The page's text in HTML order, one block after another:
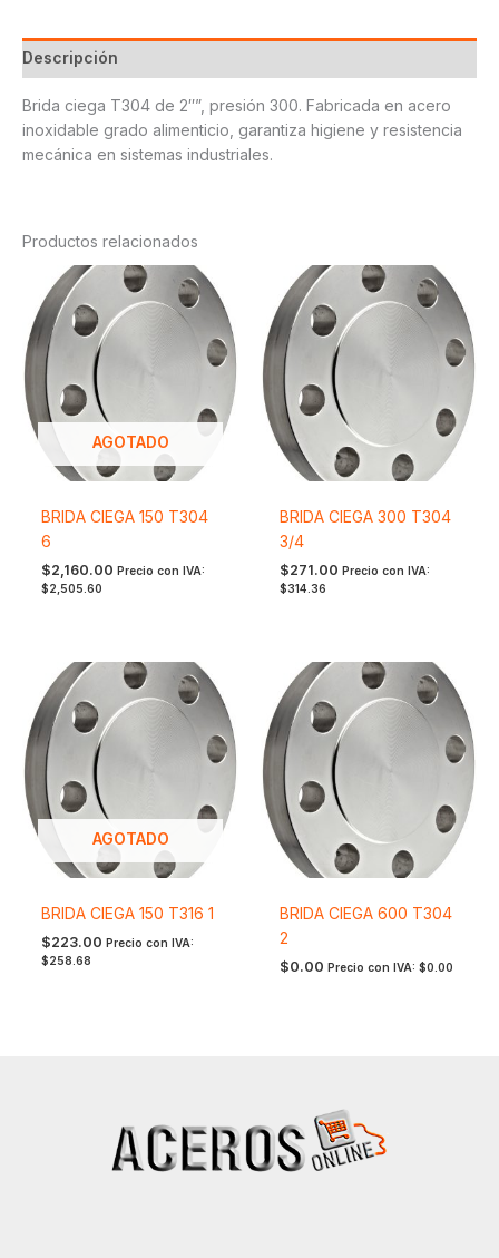
Descripción
Brida ciega T304 de 2″”, presión 300. Fabricada en acero
inoxidable grado alimenticio, garantiza higiene y resistencia
mecánica en sistemas industriales.
Productos relacionados
AGOTADO
BRIDA CIEGA 150 T304
6
$2,160.00 Precio con IVA:
$2,505.60
BRIDA CIEGA 300 T304
3/4
$271.00 Precio con IVA:
$314.36
AGOTADO
BRIDA CIEGA 150 T316 1
$223.00 Precio con IVA:
$258.68
BRIDA CIEGA 600 T304
2
$0.00 Precio con IVA: $0.00